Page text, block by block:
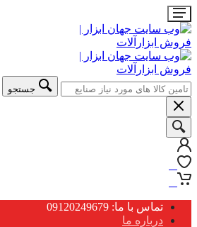
جستجو
تماس با ما: 09120249679
درباره ما